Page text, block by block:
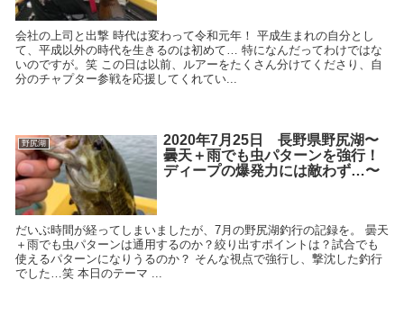
会社の上司と出撃 時代は変わって令和元年！ 平成生まれの自分とし
て、平成以外の時代を生きるのは初めて… 特になんだってわけではな
いのですが。笑 この日は以前、ルアーをたくさん分けてくださり、自
分のチャプター参戦を応援してくれてい...
野尻湖
2020年7月25日 長野県野尻湖〜
曇天＋雨でも虫パターンを強行！
ディープの爆発力には敵わず…〜
だいぶ時間が経ってしまいましたが、7月の野尻湖釣行の記録を。 曇天
＋雨でも虫パターンは通用するのか？絞り出すポイントは？試合でも
使えるパターンになりうるのか？ そんな視点で強行し、撃沈した釣行
でした…笑 本日のテーマ ...